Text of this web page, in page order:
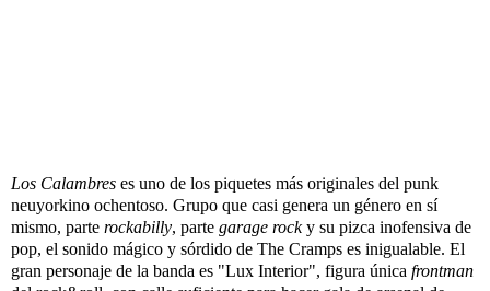
Los Calambres es uno de los piquetes más originales del punk
neuyorkino ochentoso. Grupo que casi genera un género en sí
mismo, parte rockabilly, parte garage rocky su pizca inofensiva de
pop, el sonido mágico y sórdido de The Cramps es inigualable. El
gran personaje de la banda es "Lux Interior", figura única frontman